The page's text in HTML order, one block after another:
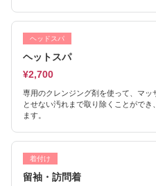
ヘッドスパ
ヘットスパ
¥2,700
専用のクレンジング剤を使って、マ
とせない汚れまで取り除くことがで
ます。
着付け
留袖・訪問着